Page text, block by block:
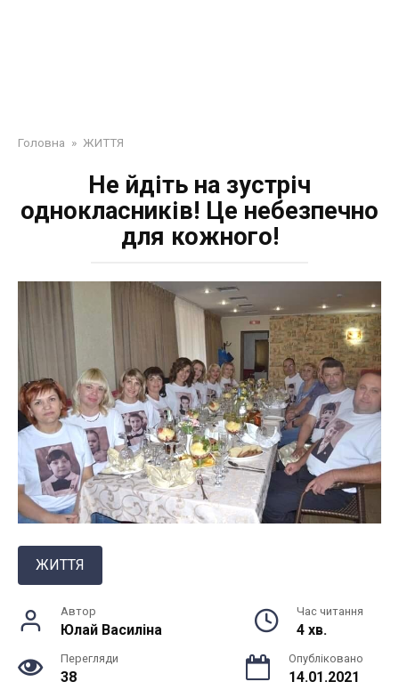
Головна » ЖИТТЯ
Не йдіть на зустріч
однокласників! Це небезпечно
для кожного!
ЖИТТЯ
Автор
Юлай Василiна
Час читання
4 хв.
Перегляди
38
Опубліковано
14.01.2021